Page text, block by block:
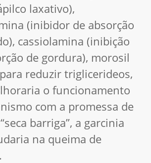
laxativo),
(inibidor de absorção
cassiolamina (inibição
de gordura), morosil
reduzir triglicerideos,
o funcionamento
com a promessa de
barriga”, a garcinia
na queima de